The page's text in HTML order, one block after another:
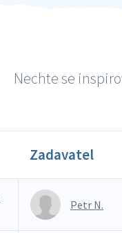
Nechte se
Zadavatel
Petr N.